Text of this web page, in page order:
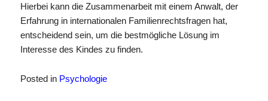
Hierbei kann die Zusammenarbeit mit einem Anwalt, der
Erfahrung in internationalen Familienrechtsfragen hat,
entscheidend sein, um die bestmögliche Lösung im
Interesse des Kindes zu finden.
Posted in Psychologie